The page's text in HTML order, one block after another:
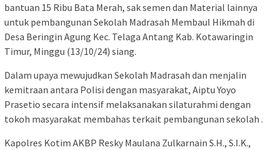
bantuan 15 Ribu Bata Merah, sak semen dan Material lainnya
untuk pembangunan Sekolah Madrasah Membaul Hikmah di
Desa Beringin Agung Kec. Telaga Antang Kab. Kotawaringin
Timur, Minggu (13/10/24) siang.
Dalam upaya mewujudkan Sekolah Madrasah dan menjalin
kemitraan antara Polisi dengan masyarakat, Aiptu Yoyo
Prasetio secara intensif melaksanakan silaturahmi dengan
tokoh masyarakat membahas terkait pembangunan sekolah .
Kapolres Kotim AKBP Resky Maulana Zulkarnain S.H., S.I.K.,